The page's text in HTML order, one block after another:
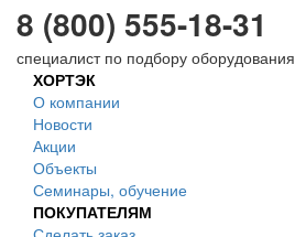
8 (800) 555-18-31
специалист по подбору оборудования
ХОРТЭК
О компании
Новости
Акции
Объекты
Семинары, обучение
ПОКУПАТЕЛЯМ